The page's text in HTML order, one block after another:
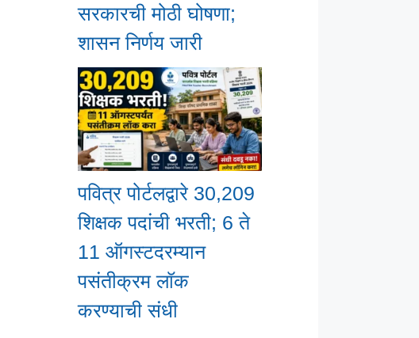
सरकारची मोठी घोषणा;
शासन निर्णय जारी
पवित्र पोर्टलद्वारे 30,209
शिक्षक पदांची भरती; 6 ते
11 ऑगस्टदरम्यान
पसंतीक्रम लॉक
करण्याची संधी